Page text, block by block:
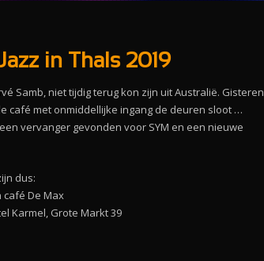
in Thals 2019
Samb, niet tijdig terug kon zijn uit Australië. Gisteren
café met onmiddellijke ingang de deuren sloot …
vervanger gevonden voor SYM en een nieuwe
dus:
café De Max
Karmel, Grote Markt 39